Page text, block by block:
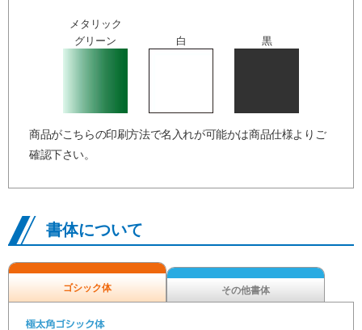
メタリック
グリーン
白 黒
商品がこちらの印刷方法で名入れが可能かは商品仕様よりご
確認下さい。
書体について
ゴシック体 その他書体